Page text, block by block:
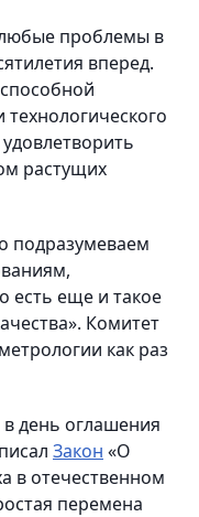
любые проблемы в
вперед.
растущих
подразумеваем
есть еще и такое
Комитет
как раз
день оглашения
Закон «О
в отечественном
перемена